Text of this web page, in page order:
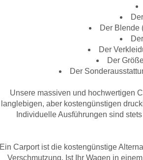
Der Blende
Der
Der
Der
Unsere massiven und hochwertigen
langlebigen, aber kostengünstigen
Individuelle Ausführungen sind
Ein Carport ist die kostengünstige
Verschmutzung. Ist Ihr Wagen in